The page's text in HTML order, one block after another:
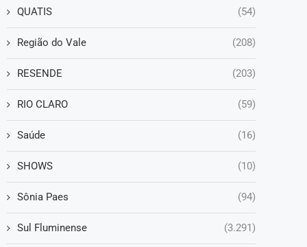
QUATIS (54)
Região do Vale (208)
RESENDE (203)
RIO CLARO (59)
Saúde (16)
SHOWS (10)
Sônia Paes (94)
Sul Fluminense (3.291)